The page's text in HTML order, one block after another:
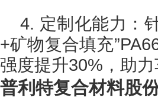
4. 定制化能力：
+矿物复合填充
强度提升30%，助
普利特复合材料股